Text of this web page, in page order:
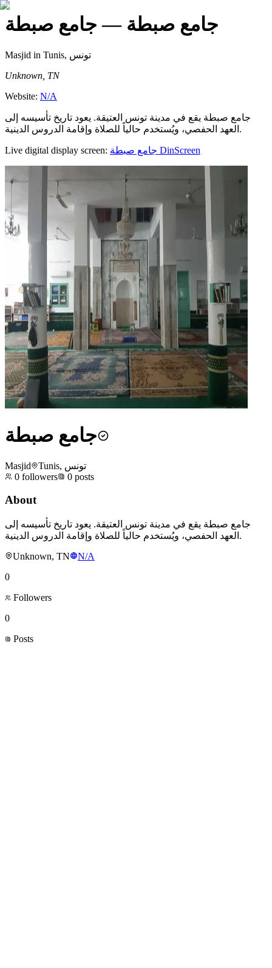
جامع صبطة — جامع صبطة
Masjid
in Tunis, تونس
Unknown, TN
Website: N/A
جامع صبطة يقع في مدينة تونس العتيقة. يعود تاريخ تأسيسه إلى
العهد الحفصي، ويُستخدم حالياً للصلاة وإقامة الدروس الدينية.
Live digital display screen: جامع صبطة DinScreen
جامع صبطة
Masjid
Tunis, تونس
0 followers 0 posts
About
جامع صبطة يقع في مدينة تونس العتيقة. يعود تاريخ تأسيسه إلى
العهد الحفصي، ويُستخدم حالياً للصلاة وإقامة الدروس الدينية.
Unknown, TN
N/A
0
Followers
0
Posts